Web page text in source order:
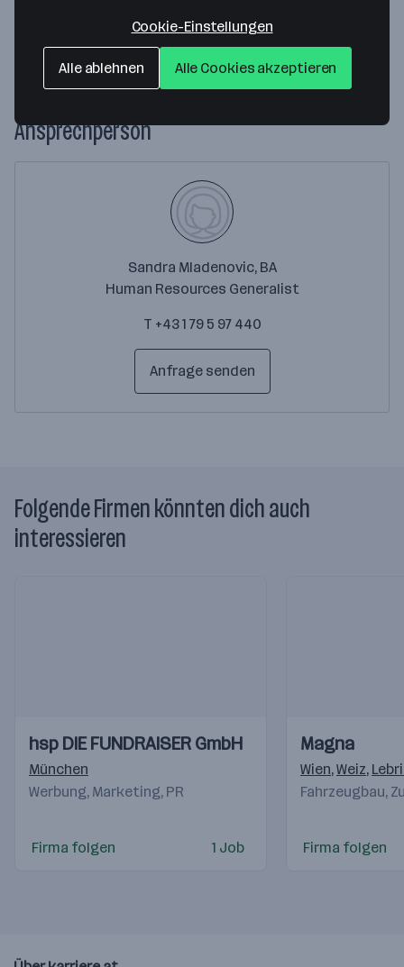
Webseite
Ansprechperson
Sandra Mladenovic, BA
Human Resources Generalist
T +43 1 79 5 97 440
Anfrage senden
Folgende Firmen könnten dich auch
interessieren
Videos
Einblicke
Einblicke
hsp DIE FUNDRAISER GmbH
München
Werbung, Marketing, PR
Firma folgen 1 Job
Videos
Einblicke
Einblicke
Magna
Wien,Weiz,
Fahrzeugbau,
Firma folgen
Cookie-Einstellungen
Alle ablehnen Alle Cookies akzeptieren